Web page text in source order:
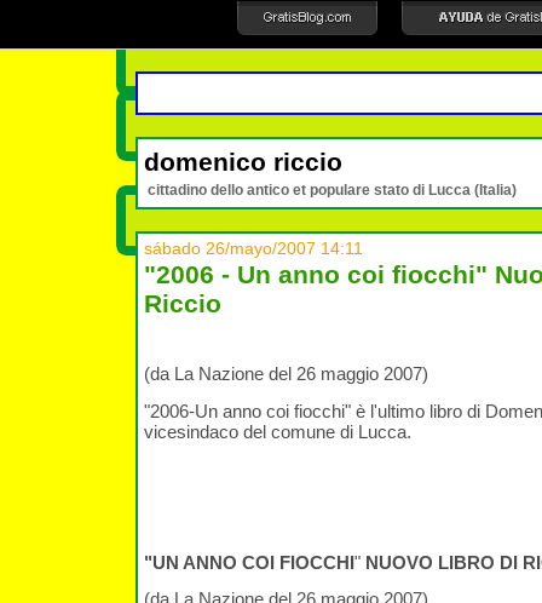
domenico riccio
cittadino dello antico et populare stato di Lucca (Italia)
sábado 26/mayo/2007 14:11
"2006 - Un anno coi fiocchi"
Riccio
(da La Nazione del 26 maggio 2007)
"2006-Un anno coi fiocchi" è l'ultimo libro di
vicesindaco del comune di Lucca.
"UN ANNO COI FIOCCHI" NUOVO LIBRO DI
(da La Nazione del 26 maggio 2007)